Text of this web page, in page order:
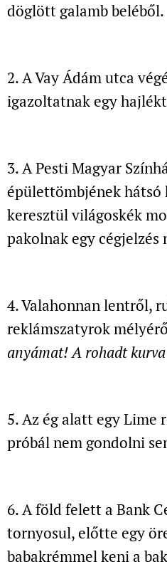
döglött galambbeléből.
2. A Vay Ádám utca
igazoltatnak egy
3. A Pesti Magyar
épülettömbjének hátsó
keresztülvilágoskék
pakolnak egy
4. Valahonnan lentről,
reklámszatyrok
anyámat! A rohadt
5. Az ég alatt egy Lime
próbál nem gondolni
6. A föld felett a Bank
tornyosul,előtte egy
babakrémmel keni a